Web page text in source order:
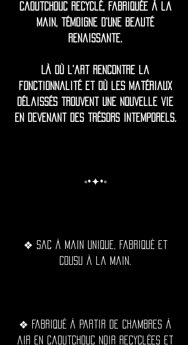
caoutchouc recyclé, fabriquée à la
main, témoigne d'une beauté
renaissante.
Là où l'art rencontre la
fonctionnalité et où les matériaux
délaissés trouvent une nouvelle vie
en devenant des trésors intemporels.
◦•✦•◦
❖ Sac à main unique, fabriqué et
cousu à la main.
❖ Fabriqué à partir de chambres à
air en caoutchouc noir recyclées et